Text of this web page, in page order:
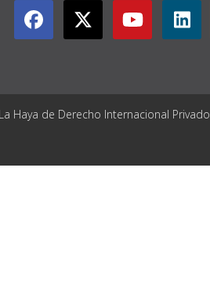
Haya de Derecho Internacional Privado